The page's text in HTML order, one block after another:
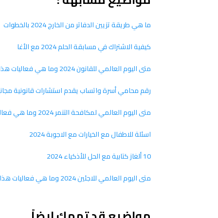
ما هي طريقة تزيين الدفاتر من الخارج 2024 بالخطوات
كيفية الاشتراك في مسابقة الحلم 2024 مع الأغا
متى اليوم العالمي للقانون 2024 وما هي فعاليات هذا اليوم
رقم محامي أسرة واتساب يقدم استشارات قانونية
متى اليوم العالمي لمكافحة التنمر 2024 وما هي فعاليات هذا اليوم
اسئلة للاطفال مع الخيارات مع الاجوبة 2024
10 ألغاز كتابية مع الحل للأذكياء 2024
متى اليوم العالمي للاجئين 2024 وما هي فعاليات هذا اليوم